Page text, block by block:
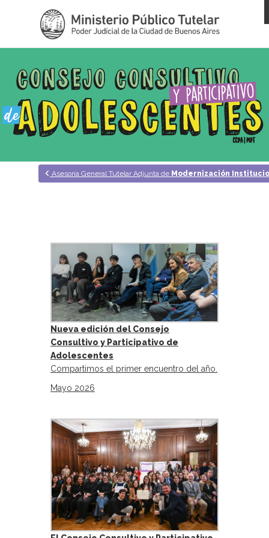
Asesoría General Tutelar Adjunta de Modernización
Nueva edición del Consejo
Consultivo y Participativo de
Adolescentes
Compartimos el primer encuentro del año.
Mayo 2026